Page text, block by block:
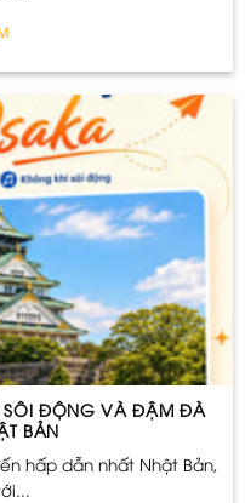
SÔI ĐỘNG VÀ ĐẬM ĐÀ
BẢN
hấp dẫn nhất Nhật Bản,